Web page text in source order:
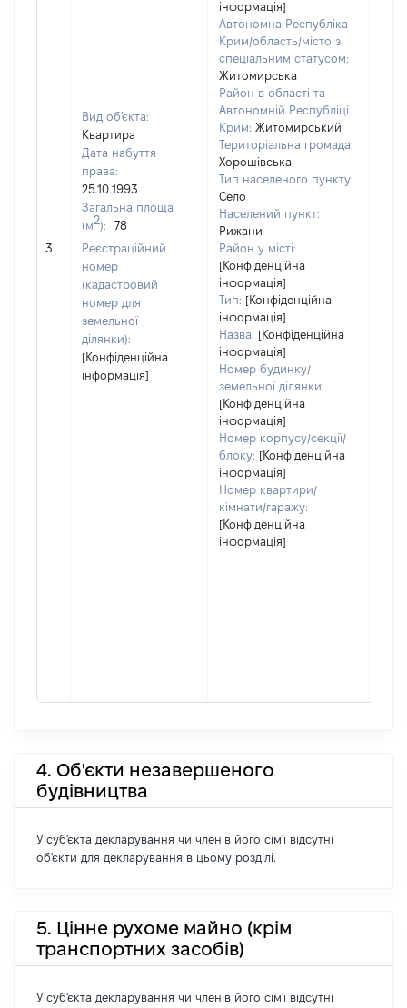
3
Вид об'єкта:
Квартира
Дата набуття
права:
25.10.1993
Загальна площа
(м2):
78
Реєстраційний
номер
(кадастровий
номер для
земельної
ділянки):
[Конфіденційна
інформація]
інформація]
Автономна Республіка
Крим/область/місто зі
спеціальним статусом:
Житомирська
Район в області та
Автономній Республіці
Крим: Житомирський
Територіальна громада:
Хорошівська
Тип населеного пункту:
Село
Населений пункт:
Рижани
Район у місті:
[Конфіденційна
інформація]
Тип: [Конфіденційна
інформація]
Назва: [Конфіденційна
інформація]
Номер будинку/
земельної ділянки:
[Конфіденційна
інформація]
Номер корпусу/секції/
блоку: [Конфіденційна
інформація]
Номер квартири/
кімнати/гаражу:
[Конфіденційна
інформація]
4. Об'єкти незавершеного
будівництва
У суб'єкта декларування чи членів його сім'ї відсутні
об'єкти для декларування в цьому розділі.
5. Цінне рухоме майно (крім
транспортних засобів)
У суб'єкта декларування чи членів його сім'ї відсутні